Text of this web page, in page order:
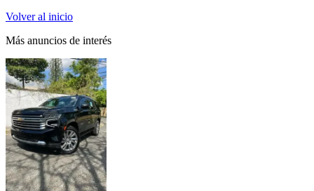
Volver al inicio
Más anuncios de interés